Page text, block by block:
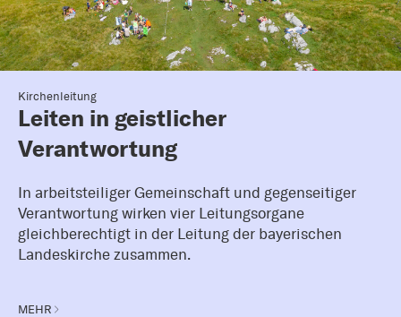
Kirchenleitung
Leiten in geistlicher
Verantwortung
In arbeitsteiliger Gemeinschaft und gegenseitiger
Verantwortung wirken vier Leitungsorgane
gleichberechtigt in der Leitung der bayerischen
Landeskirche zusammen.
MEHR